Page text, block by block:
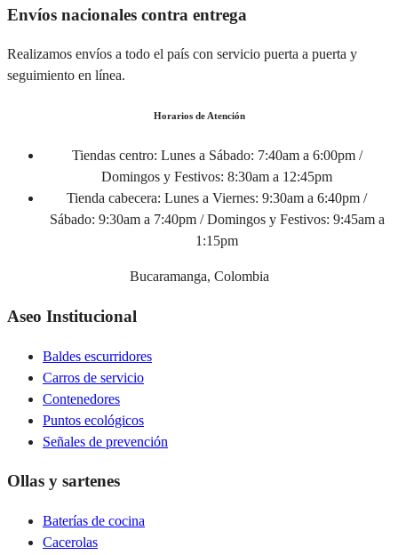
Envíos nacionales contra entrega
Realizamos envíos a todo el país con servicio puerta a puerta y
seguimiento en línea.
Horarios de Atención
Tiendas centro: Lunes a Sábado: 7:40am a 6:00pm /
Domingos y Festivos: 8:30am a 12:45pm
Tienda cabecera: Lunes a Viernes: 9:30am a 6:40pm /
Sábado: 9:30am a 7:40pm / Domingos y Festivos: 9:45am a
1:15pm
Bucaramanga, Colombia
Aseo Institucional
Baldes escurridores
Carros de servicio
Contenedores
Puntos ecológicos
Señales de prevención
Ollas y sartenes
Baterías de cocina
Cacerolas